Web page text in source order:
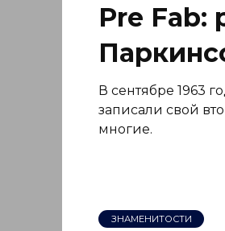
Pre Fab:
В сентябре 1963
записали свой
многие.
ЗНАМЕНИТОСТИ